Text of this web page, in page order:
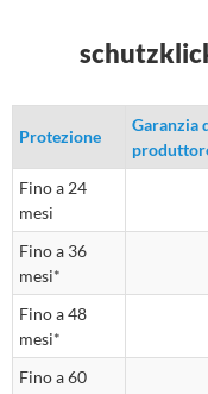
Protezione
Garanzia
Fino a 24
mesi
Fino a 36
mesi*
Fino a 48
mesi*
Fino a 60